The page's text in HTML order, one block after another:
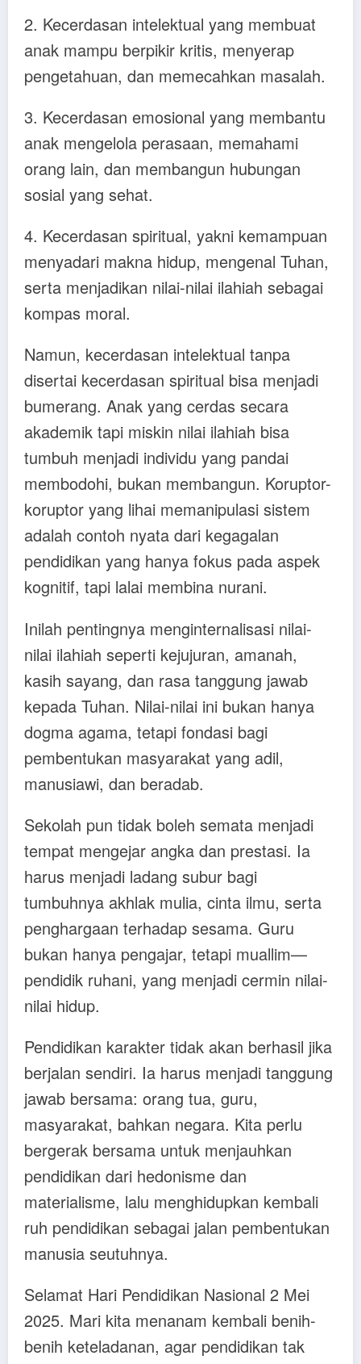
2. Kecerdasan intelektual yang membuat
anak mampu berpikir kritis, menyerap
pengetahuan, dan memecahkan masalah.
3. Kecerdasan emosional yang membantu
anak mengelola perasaan, memahami
orang lain, dan membangun hubungan
sosial yang sehat.
4. Kecerdasan spiritual, yakni kemampuan
menyadari makna hidup, mengenal Tuhan,
serta menjadikan nilai-nilai ilahiah sebagai
kompas moral.
Namun, kecerdasan intelektual tanpa
disertai kecerdasan spiritual bisa menjadi
bumerang. Anak yang cerdas secara
akademik tapi miskin nilai ilahiah bisa
tumbuh menjadi individu yang pandai
membodohi, bukan membangun. Koruptor-
koruptor yang lihai memanipulasi sistem
adalah contoh nyata dari kegagalan
pendidikan yang hanya fokus pada aspek
kognitif, tapi lalai membina nurani.
Inilah pentingnya menginternalisasi nilai-
nilai ilahiah seperti kejujuran, amanah,
kasih sayang, dan rasa tanggung jawab
kepada Tuhan. Nilai-nilai ini bukan hanya
dogma agama, tetapi fondasi bagi
pembentukan masyarakat yang adil,
manusiawi, dan beradab.
Sekolah pun tidak boleh semata menjadi
tempat mengejar angka dan prestasi. Ia
harus menjadi ladang subur bagi
tumbuhnya akhlak mulia, cinta ilmu, serta
penghargaan terhadap sesama. Guru
bukan hanya pengajar, tetapi muallim—
pendidik ruhani, yang menjadi cermin nilai-
nilai hidup.
Pendidikan karakter tidak akan berhasil jika
berjalan sendiri. Ia harus menjadi tanggung
jawab bersama: orang tua, guru,
masyarakat, bahkan negara. Kita perlu
bergerak bersama untuk menjauhkan
pendidikan dari hedonisme dan
materialisme, lalu menghidupkan kembali
ruh pendidikan sebagai jalan pembentukan
manusia seutuhnya.
Selamat Hari Pendidikan Nasional 2 Mei
2025. Mari kita menanam kembali benih-
benih keteladanan, agar pendidikan tak